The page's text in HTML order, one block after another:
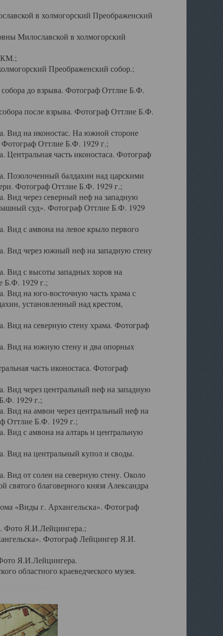
в холмогорский Преображенский
Милославской в холмогорский
Преображенский собор.;
до взрыва. Фотограф Оттлие Б.Ф.
после взрыва. Фотограф Оттлие Б.Ф.
Вид на иконостас. На южной стороне
Оттлие Б.Ф. 1929 г.;
часть иконостаса. Фотограф
Позолоченный балдахин над царскими
Фотограф Оттлие Б.Ф. 1929 г.;
через северный неф на западную
суд». Фотограф Оттлие Б.Ф. 1929
с амвона на левое крыло первого
Вид через южный неф на западную стену
Вид с высоты западных хоров на
Б.Ф. 1929 г.;
на юго-восточную часть храма с
установленный над крестом,
на северную стену храма. Фотограф
Вид на южную стену и два опорных
часть иконостаса. Фотограф
через центральный неф на западную
1929 г.;
на амвон через центральный неф на
Оттлие Б.Ф. 1929 г.;
с амвона на алтарь и центральную
Вид на центральный купол и своды.
от солеи на северную стену. Около
благоверного князя Александра
«Виды г. Архангельска». Фотограф
Фото Я.И.Лейцингера.;
Фотограф Лейцингер Я.И.
Я.И.Лейцингера.
областного краеведческого музея.